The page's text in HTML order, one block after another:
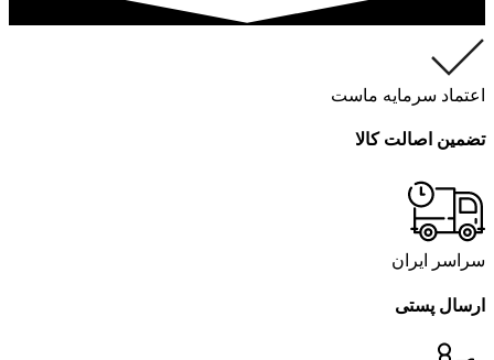
اعتماد سرمایه ماست
تضمین اصالت کالا
سراسر ایران
ارسال پستی